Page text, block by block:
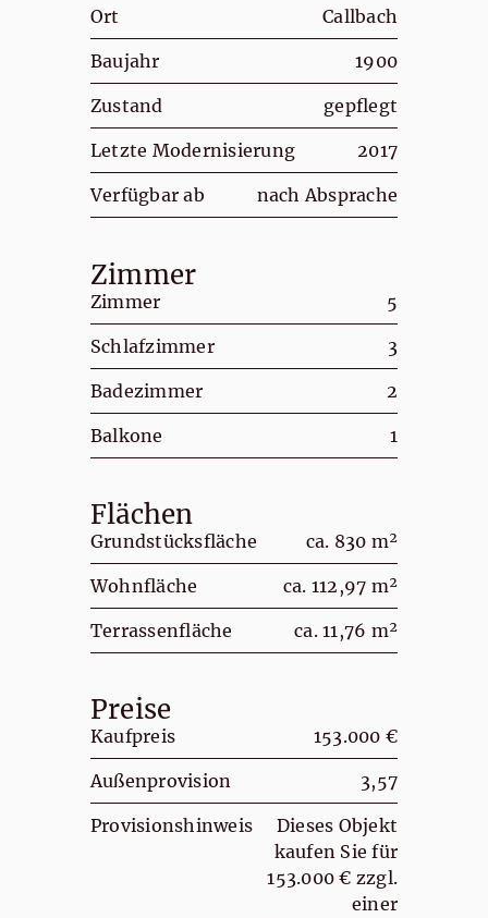
Ort Callbach
Baujahr 1900
Zustand gepflegt
Letzte Modernisierung 2017
Verfügbar ab nach Absprache
Zimmer
Zimmer 5
Schlafzimmer 3
Badezimmer 2
Balkone 1
Flächen
Grundstücksfläche ca. 830 m²
Wohnfläche ca. 112,97 m²
Terrassenfläche ca. 11,76 m²
Preise
Kaufpreis 153.000 €
Außenprovision 3,57
Provisionshinweis
Dieses Objekt
kaufen Sie für
153.000 € zzgl.
einer